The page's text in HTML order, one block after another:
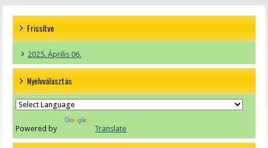
Frissítve
2025. Április 06.
Nyelvválasztás
Powered by Translate